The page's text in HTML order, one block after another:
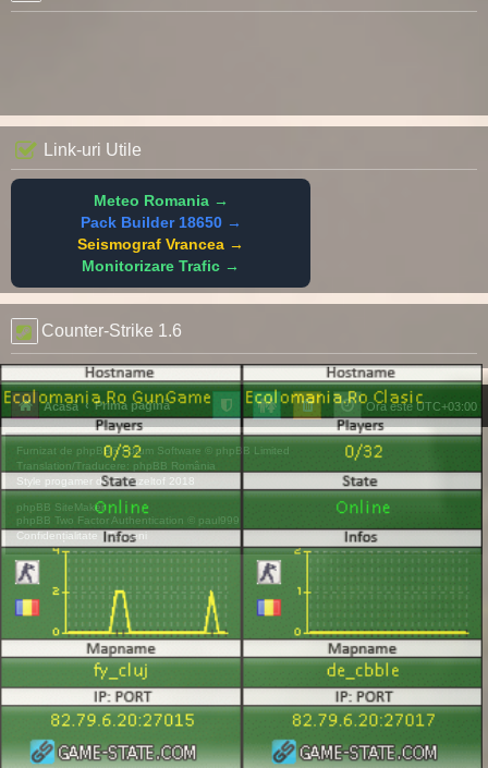
Link-uri Utile
Meteo Romania →
Pack Builder 18650 →
Seismograf Vrancea →
Monitorizare Trafic →
Counter-Strike 1.6
Acasă Prima pagină Ora este UTC+03:00
Furnizat de phpBB® Forum Software © phpBB Limited
Translation/Traducere: phpBB România
Style progamer de ©Mazeltof 2018
phpBB SiteMaker
phpBB Two Factor Authentication © paul999
Confidențialitate |Termeni